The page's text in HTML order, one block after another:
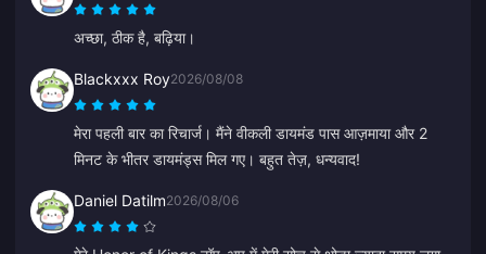
अच्छा, ठीक है, बढ़िया।
Blackxxx Roy2026/08/08
मेरा पहली बार का रिचार्ज। मैंने वीकली डायमंड पास आज़माया और 2
मिनट के भीतर डायमंड्स मिल गए। बहुत तेज़, धन्यवाद!
Daniel Datilm2026/08/06